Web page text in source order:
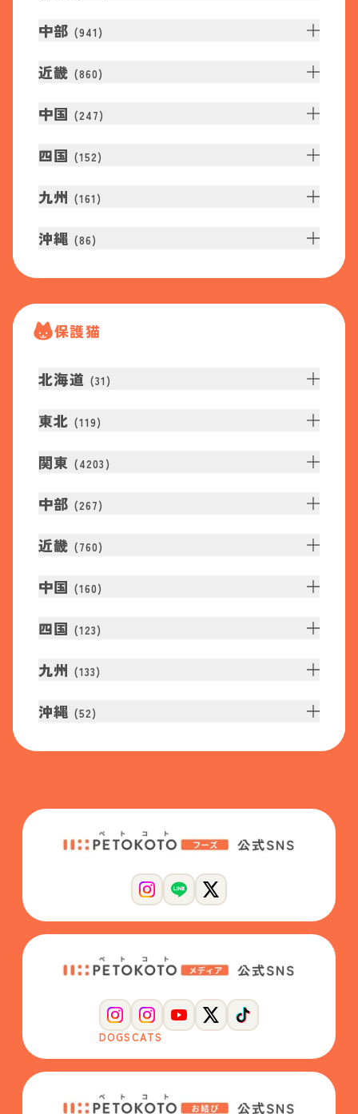
中部 (941 )
近畿 (860)
中国 (247)
四国 (152)
九州 (161 )
沖縄 (86)
保護猫
北海道 (31 )
東北 (119)
関東 (4203 )
中部 (267)
近畿 (760)
中国 (160)
四国 (123)
九州 (133)
沖縄 (52)
DOGSCATS